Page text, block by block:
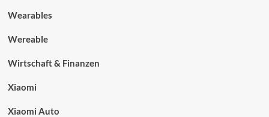
Wearables
Wereable
Wirtschaft & Finanzen
Xiaomi
Xiaomi Auto